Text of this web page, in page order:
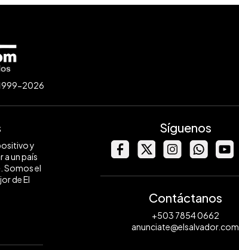
2026
y
un país
Somos el
de El
Síguenos
Contáctanos
+503 7854 0662
anunciate@elsalvador.com